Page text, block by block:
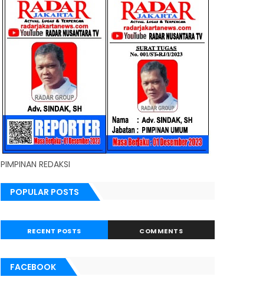
PIMPINAN REDAKSI
POPULAR POSTS
RECENT POSTS COMMENTS
FACEBOOK